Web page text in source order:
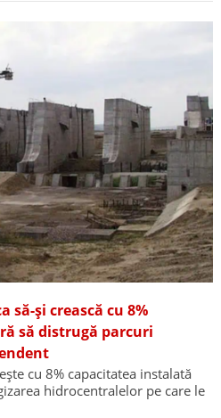
să-și crească cu 8%
să distrugă parcuri
cu 8% capacitatea instalată
hidrocentralelor pe care le